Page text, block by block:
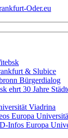
Oder.eu
& Slubice
Bürgerdialog
ehrt 30 Jahre
Viadrina
Europa
Infos Europa